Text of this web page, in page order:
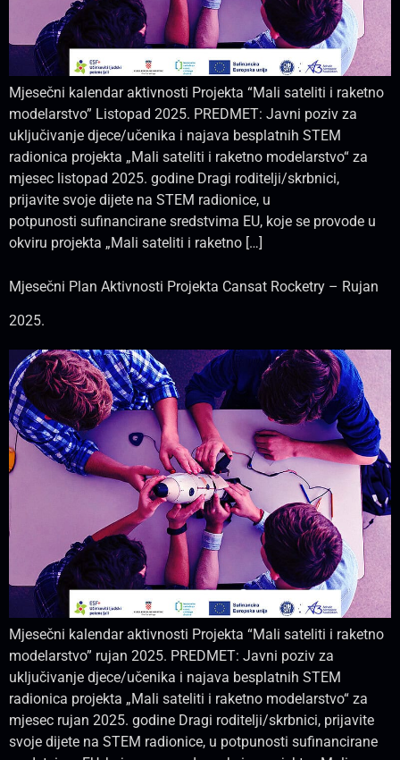
Mjesečni kalendar aktivnosti Projekta “Mali sateliti i raketno
modelarstvo” Listopad 2025. PREDMET: Javni poziv za
uključivanje djece/učenika i najava besplatnih STEM
radionica projekta „Mali sateliti i raketno modelarstvo“ za
mjesec listopad 2025. godine Dragi roditelji/skrbnici,
prijavite svoje dijete na STEM radionice, u
potpunosti sufinancirane sredstvima EU, koje se provode u
okviru projekta „Mali sateliti i raketno […]
Mjesečni Plan Aktivnosti Projekta Cansat Rocketry – Rujan
2025.
Mjesečni kalendar aktivnosti Projekta “Mali sateliti i raketno
modelarstvo” rujan 2025. PREDMET: Javni poziv za
uključivanje djece/učenika i najava besplatnih STEM
radionica projekta „Mali sateliti i raketno modelarstvo“ za
mjesec rujan 2025. godine Dragi roditelji/skrbnici, prijavite
svoje dijete na STEM radionice, u potpunosti sufinancirane